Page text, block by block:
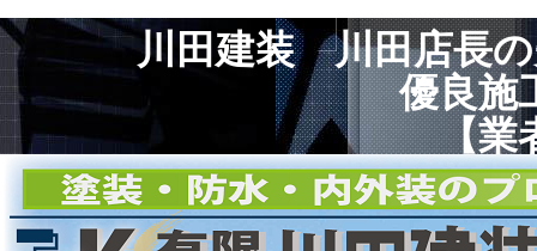
川田建装 川田店長
優良施
【業